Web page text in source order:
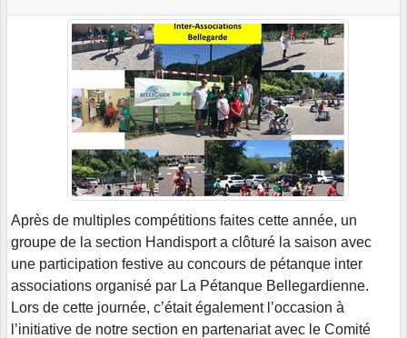
Après de multiples compétitions faites cette année, un
groupe de la section Handisport a clôturé la saison avec
une participation festive au concours de pétanque inter
associations organisé par La Pétanque Bellegardienne.
Lors de cette journée, c’était également l’occasion à
l’initiative de notre section en partenariat avec le Comité